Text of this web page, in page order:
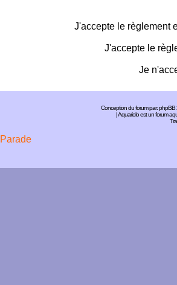
J'accepte le règlement
J'accepte le
Je
Conception du forum par:phpBB
| Aquariolo est un forum